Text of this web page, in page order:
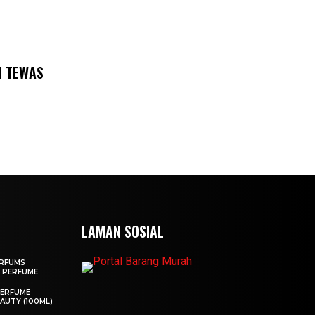
(100ML)
LAMAN SOSIAL